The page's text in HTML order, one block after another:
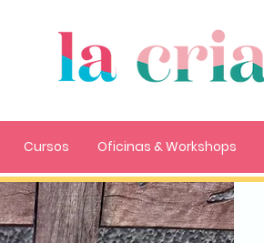
Cursos Oficinas & Workshops